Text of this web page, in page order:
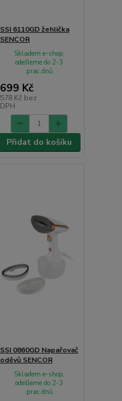
SSI 6110GD žehlička
SENCOR
699 Kč
578 Kč bez
DPH
Skladem e-shop,
odešleme do 2-3
prac.dnů
Přidat do košíku
SSI 0860GD Napařovač
oděvů SENCOR
Skladem e-shop,
odešleme do 2-3
prac.dnů